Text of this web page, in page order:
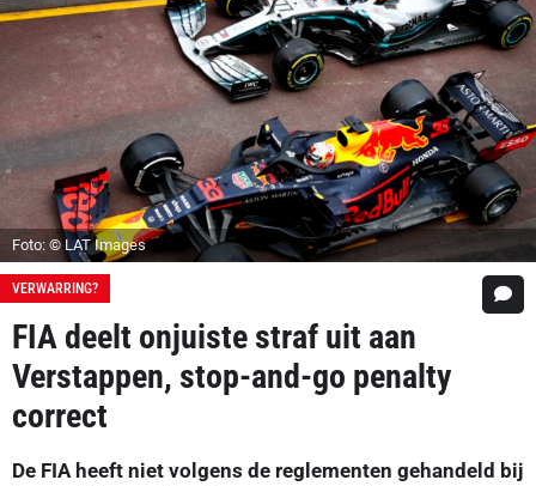
Foto: © LAT Images
VERWARRING?
FIA deelt onjuiste straf uit aan
Verstappen, stop-and-go penalty
correct
De FIA heeft niet volgens de reglementen gehandeld bij